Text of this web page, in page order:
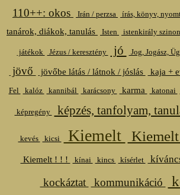
110++: okos
Irán / perzsa írás, könyv,
tanárok, diákok, tanulás
Isten istenkirály
játékok Jézus / keresztény jó Jog, Jogász,
jövő jövőbe látás / látnok / jóslás kaja +
Fel kalóz kannibál karácsony karma katonai
képregény képzés, tanfolyam,
kevés kicsi Kiemelt
Kiemelt ! ! ! kínai kincs kísérlet
kockáztat kommunikáció